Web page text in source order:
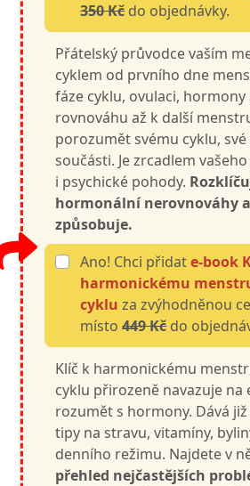
350 Kčdo objednávky.
Přátelský průvodce vaším
cyklem od prvního dne
fáze cyklu, ovulaci, hormony
rovnováhu až k další
porozumět svému cyklu,
součásti. Je zrcadlem
i psychické pohody.
hormonální nerovnováhy
způsobuje.
Ano! Chci přidate-book
harmonickému
cyklu za zvýhodněnou
místo449 Kčdo
Klíč k harmonickému
cyklu přirozeně navazuje na
rozumět s hormony. Dává
tipy na stravu, vitamíny,
denního režimu. Najdete v
přehled nejčastějších